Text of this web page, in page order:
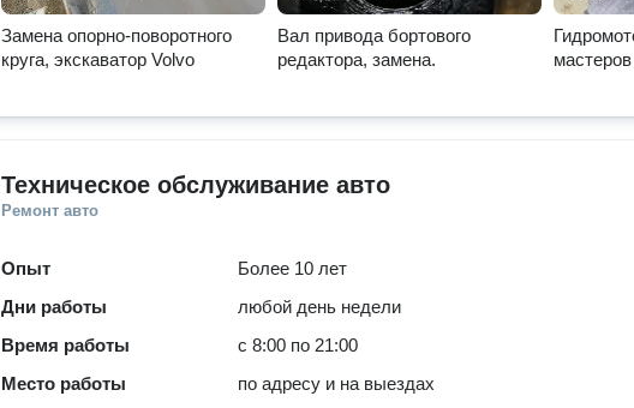
Замена опорно-поворотного
круга, экскаватор Volvo
Вал привода бортового
редактора, замена.
мастеров
Техническое обслуживание авто
Ремонт авто
Опыт
Более 10 лет
Дни работы
любой день недели
Время работы
с 8:00 по 21:00
Место работы
по адресу и на выездах